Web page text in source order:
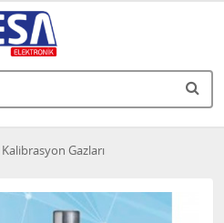
Kalibrasyon Gazları